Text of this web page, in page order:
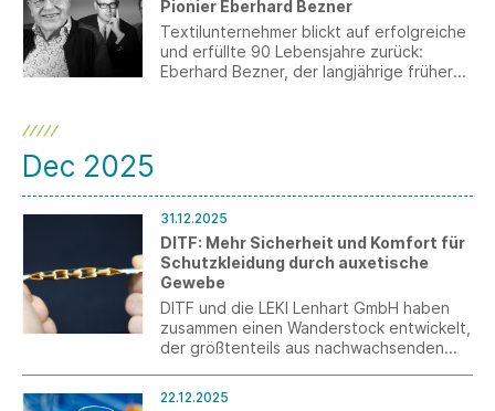
Pionier Eberhard Bezner
Textilunternehmer blickt auf erfolgreiche
und erfüllte 90 Lebensjahre zurück:
Eberhard Bezner, der langjährige frühere
Dec 2025
31.12.2025
DITF: Mehr Sicherheit und Komfort für
Schutzkleidung durch auxetische
Gewebe
DITF und die LEKI Lenhart GmbH haben
zusammen einen Wanderstock entwickelt,
der größtenteils aus nachwachsenden
22.12.2025